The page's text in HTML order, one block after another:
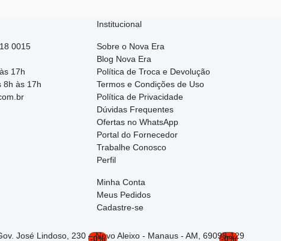
-0% -0%
0015
17h
8h às 17h
Institucional
Sobre o Nova Era
Blog Nova Era
Política de Troca e Devolução
Termos e Condições de Uso
Política de Privacidade
Dúvidas Frequentes
Ofertas no WhatsApp
Portal do Fornecedor
Trabalhe Conosco
Perfil
Minha Conta
Meus Pedidos
Cadastre-se
José Lindoso, 230 – Novo Aleixo - Manaus - AM, 69098-129